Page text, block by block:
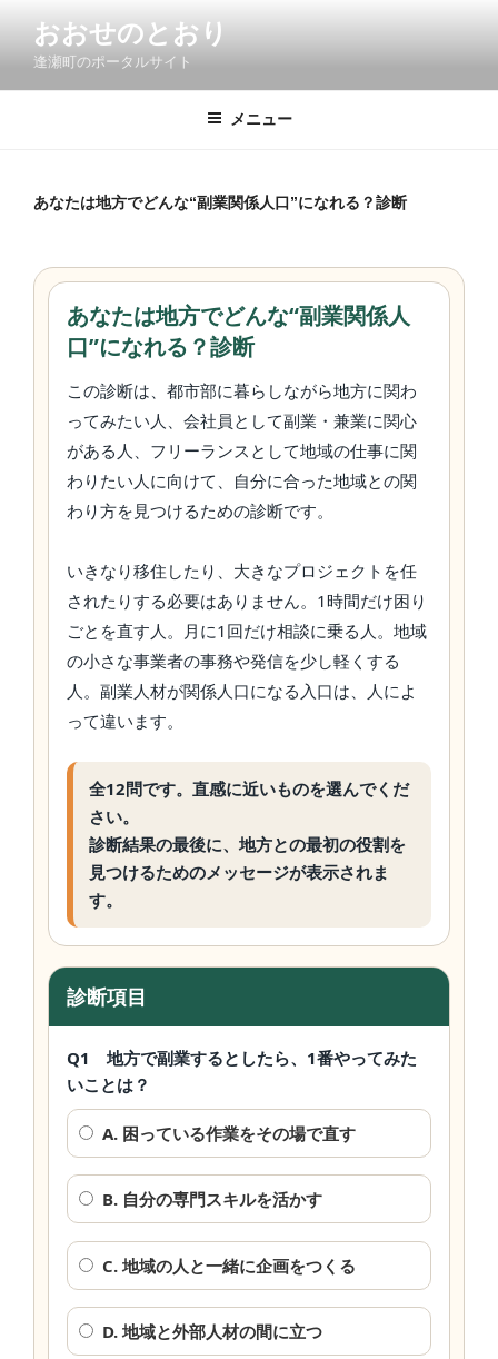
ン
おおせのとおり
逢瀬町のポータルサイト
メニュー
あなたは地方でどんな“副業関係人口”になれる？診断
あなたは地方でどんな“副業関係人
口”になれる？診断
この診断は、都市部に暮らしながら地方に関わ
ってみたい人、会社員として副業・兼業に関心
がある人、フリーランスとして地域の仕事に関
わりたい人に向けて、自分に合った地域との関
わり方を見つけるための診断です。
いきなり移住したり、大きなプロジェクトを任
されたりする必要はありません。1時間だけ困り
ごとを直す人。月に1回だけ相談に乗る人。地域
の小さな事業者の事務や発信を少し軽くする
人。副業人材が関係人口になる入口は、人によ
って違います。
全12問です。直感に近いものを選んでくだ
さい。
診断結果の最後に、地方との最初の役割を
見つけるためのメッセージが表示されま
す。
診断項目
Q1 地方で副業するとしたら、1番やってみた
いことは？
A. 困っている作業をその場で直す
B. 自分の専門スキルを活かす
C. 地域の人と一緒に企画をつくる
D. 地域と外部人材の間に立つ